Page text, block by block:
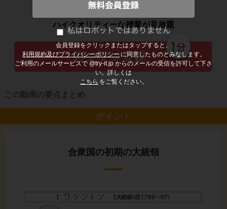
会員登録をクリックまたはタップすると、
利用規約及びプライバシーポリシー に同意したものとみなします。
ご利用のメールサービスで @try-it.jp からのメールの受信を許可して下さ
い。詳しくは
こちら をご覧ください。
子どもの勉強から大人の学び直しまで
ハイクオリティーな授業が見放題
この動画の要点まとめ
ポイント
合衆国の初期の大統領